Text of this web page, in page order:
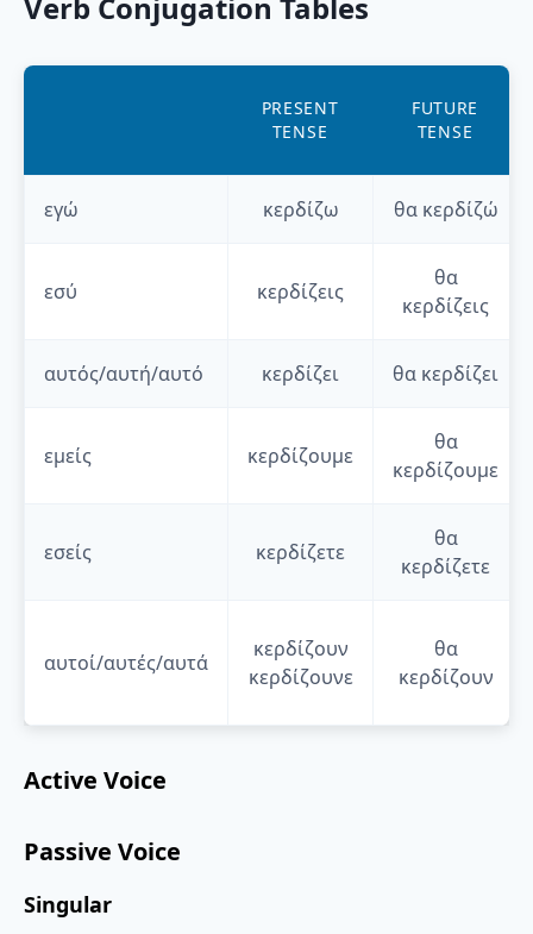
PRESENT
TENSE
FUTURE
TENSE
εγώ κερδίζω θα κερδίζώ
εσύ κερδίζεις
θα
κερδίζεις
αυτός/αυτή/αυτό κερδίζει θα κερδίζει
εμείς κερδίζουμε
θα
κερδίζουμε
εσείς κερδίζετε
θα
κερδίζετε
αυτοί/αυτές/αυτά
κερδίζουν
κερδίζουνε
θα
κερδίζουν
Active Voice
Passive Voice
Singular